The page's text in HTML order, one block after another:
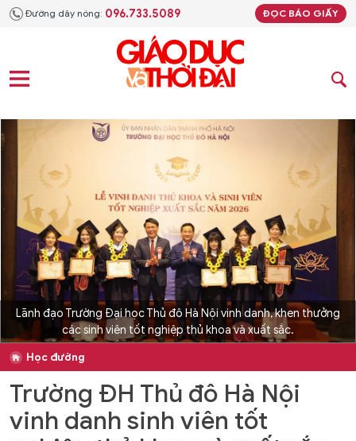
Đường dây nóng: 096.733.5089 ĐỌC BÁO GIẤY
Lãnh đạo Trường Đại học Thủ đô Hà Nội vinh danh, khen thưởng
các sinh viên tốt nghiệp thủ khoa và xuất sắc.
Học đường
Trường ĐH Thủ đô Hà Nội
vinh danh sinh viên tốt